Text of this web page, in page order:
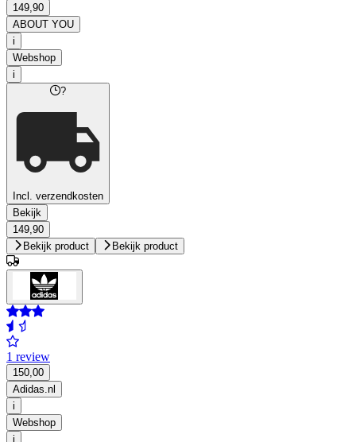
149,90
ABOUT YOU
i
Webshop
i
?
Incl. verzendkosten
Bekijk
149,90
Bekijk product
Bekijk product
1 review
150,00
Adidas.nl
i
Webshop
i